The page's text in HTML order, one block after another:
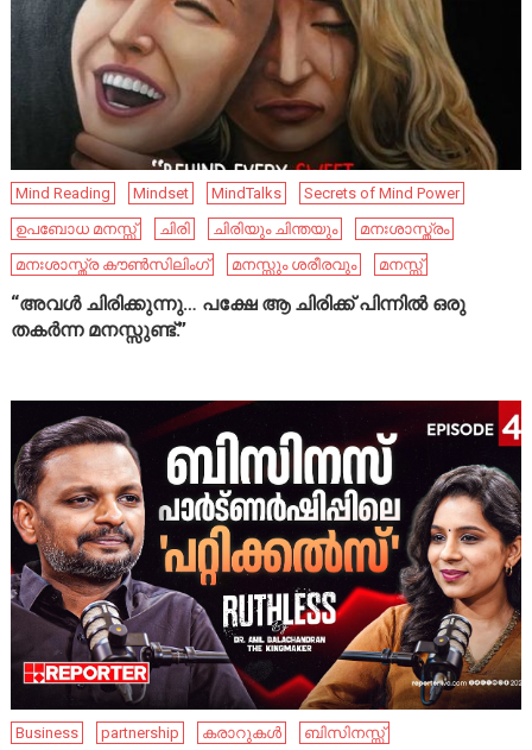
Mind Reading Mindset MindTalks
Secrets of Mind Power
ഉപബോധ മനസ്സ്
ചിരി ചിരിയും ചിന്തയും
മനഃശാസ്ത്രം
മനഃശാസ്ത്ര കൗൺസിലിംഗ്
മനസ്സും ശരീരവും മനസ്സ്
“അവൾ ചിരിക്കുന്നു… പക്ഷേ ആ ചിരിക്ക് പിന്നിൽ ഒരു
തകർന്ന മനസ്സുണ്ട്.”
Business partnership കരാറുകൾ ബിസിനസ്സ്